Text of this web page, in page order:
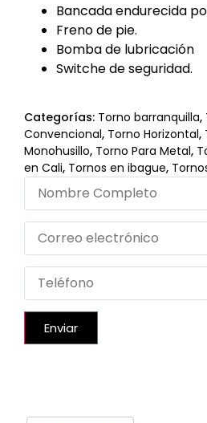
Bancada endurecida
Freno de pie.
Bomba de lubricación
Switche de seguridad.
Categorías: Torno barranquilla,
Convencional, Torno Horizontal,
Monohusillo, Torno Para Metal,
en Cali, Tornos en ibague,
Enviar